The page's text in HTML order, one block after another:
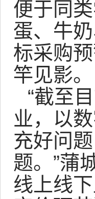
便于同
蛋、牛
标采购
竿见影。
“截至
业，以
充好问
题。”蒲
线上线